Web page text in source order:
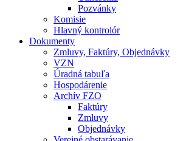
Pozvánky
Komisie
Hlavný kontrolór
Dokumenty
Zmluvy, Faktúry, Objednávky
VZN
Úradná tabuľa
Hospodárenie
Archív FZO
Faktúry
Zmluvy
Objednávky